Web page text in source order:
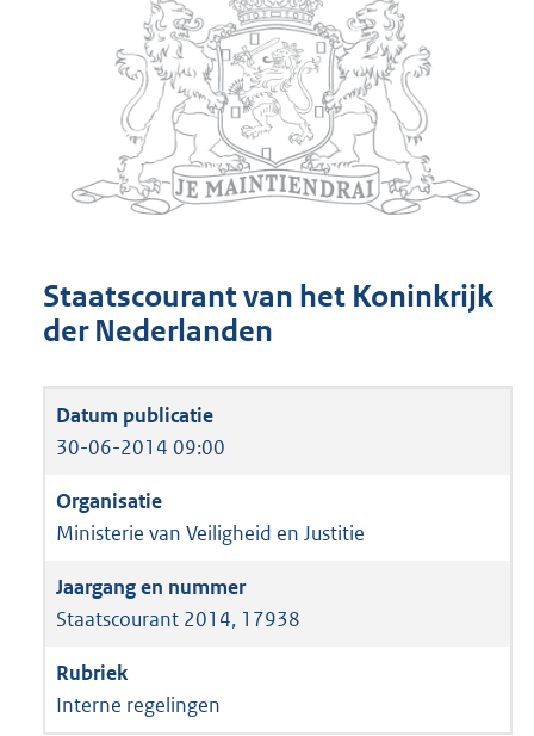
Staatscourant van het Koninkrijk
der Nederlanden
30-06-2014 09:00
Ministerie van Veiligheid en Justitie
Staatscourant 2014, 17938
Interne regelingen